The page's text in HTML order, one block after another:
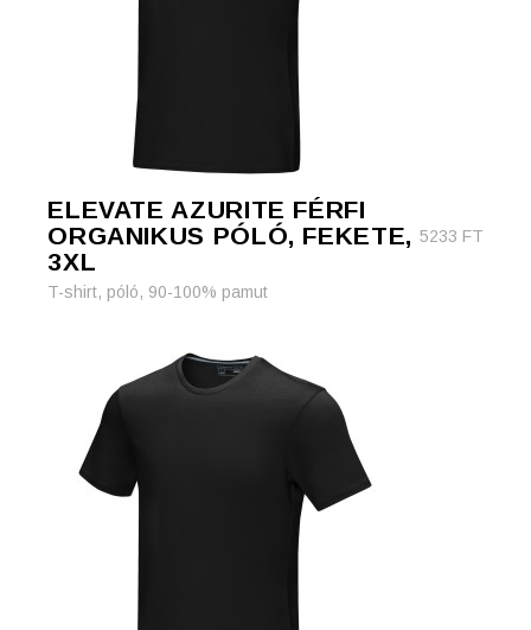
ELEVATE AZURITE FÉRFI
ORGANIKUS PÓLÓ, FEKETE,
3XL
5233 FT
T-shirt, póló, 90-100% pamut